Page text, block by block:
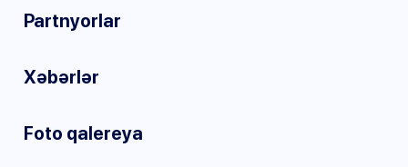
Partnyorlar
Xəbərlər
Foto qalereya